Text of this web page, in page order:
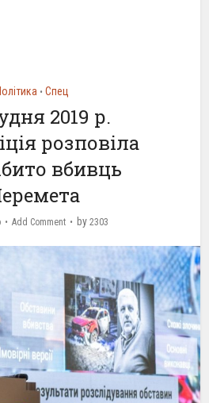
• Спец
2019 р.
розповіла
вбивць
Add Comment by 2303